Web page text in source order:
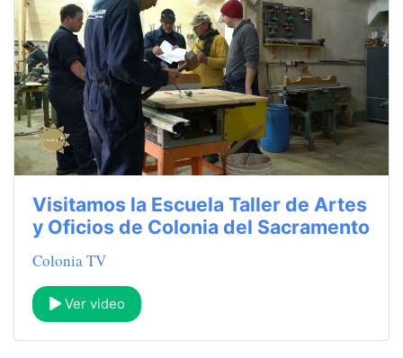
Visitamos la Escuela Taller de Artes
y Oficios de Colonia del Sacramento
Colonia TV
Ver video